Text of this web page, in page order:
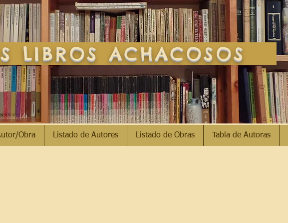
LIBROS ACHACOSOS
Obra Listado de Autores Listado de Obras Tabla de Autoras